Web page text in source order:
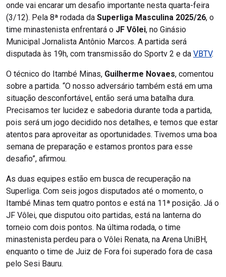
onde vai encarar um desafio importante nesta quarta-feira
(3/12). Pela 8ª rodada da Superliga Masculina 2025/26, o
time minastenista enfrentará o JF Vôlei, no Ginásio
Municipal Jornalista Antônio Marcos. A partida será
disputada às 19h, com transmissão do Sportv 2 e da VBTV.
O técnico do Itambé Minas, Guilherme Novaes, comentou
sobre a partida. “O nosso adversário também está em uma
situação desconfortável, então será uma batalha dura.
Precisamos ter lucidez e sabedoria durante toda a partida,
pois será um jogo decidido nos detalhes, e temos que estar
atentos para aproveitar as oportunidades. Tivemos uma boa
semana de preparação e estamos prontos para esse
desafio”, afirmou.
As duas equipes estão em busca de recuperação na
Superliga. Com seis jogos disputados até o momento, o
Itambé Minas tem quatro pontos e está na 11ª posição. Já o
JF Vôlei, que disputou oito partidas, está na lanterna do
torneio com dois pontos. Na última rodada, o time
minastenista perdeu para o Vôlei Renata, na Arena UniBH,
enquanto o time de Juiz de Fora foi superado fora de casa
pelo Sesi Bauru.